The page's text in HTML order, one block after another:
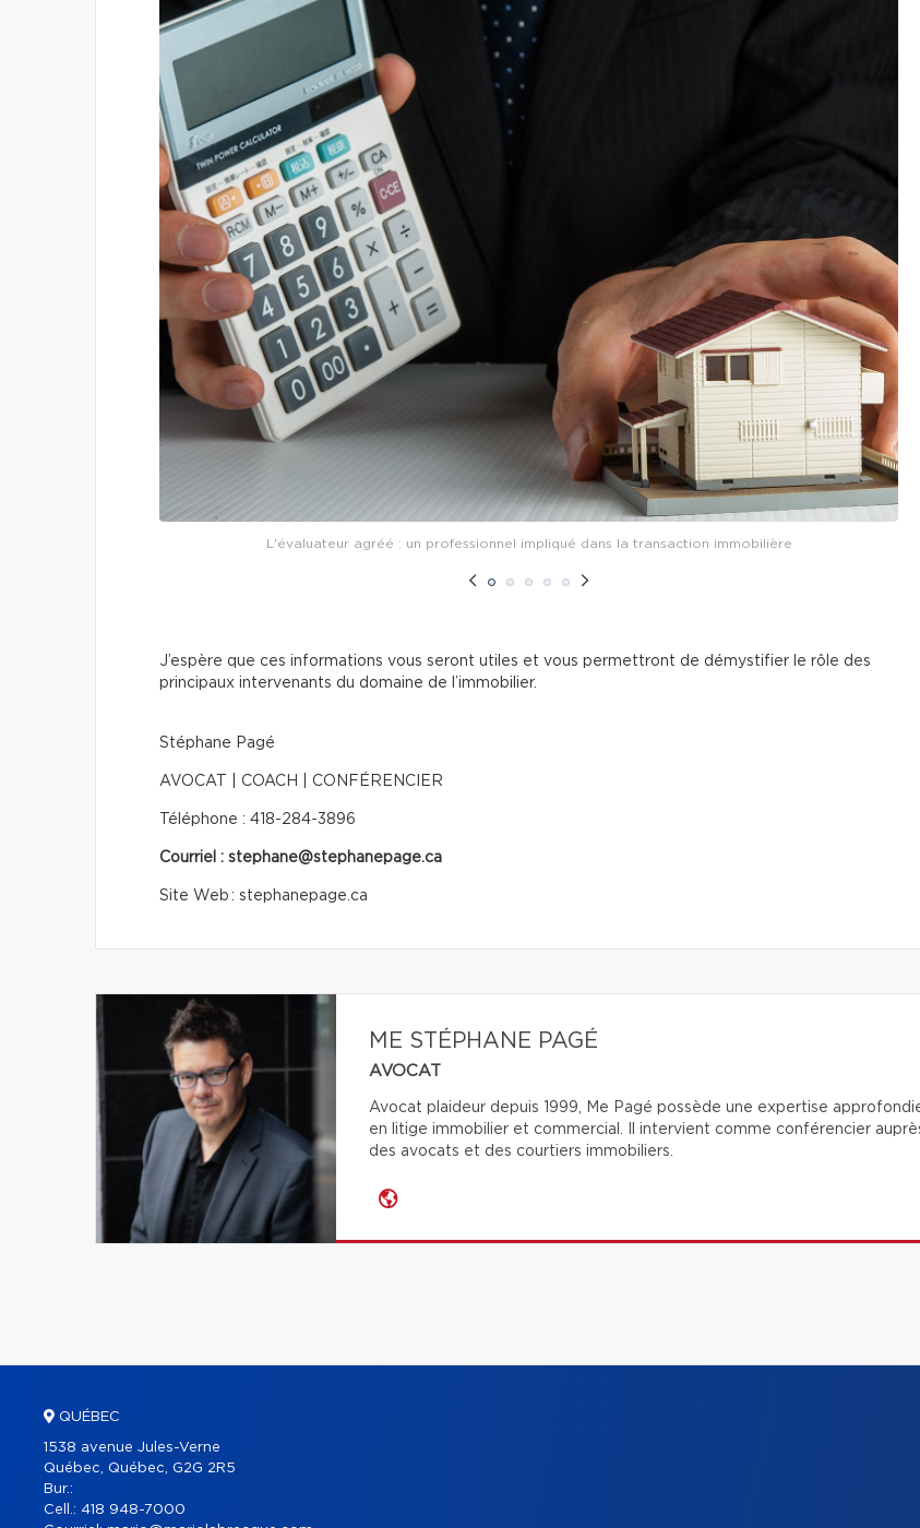
L'évaluateur agréé : un professionnel impliqué dans la transaction immobilière
J’espère que ces informations vous seront utiles et vous permettront de démystifier le rôle des
principaux intervenants du domaine de l’immobilier.
Stéphane Pagé
AVOCAT | COACH | CONFÉRENCIER
Téléphone : 418-284-3896
Courriel : stephane@stephanepage.ca
Site Web : stephanepage.ca
ME STÉPHANE PAGÉ
AVOCAT
Avocat plaideur depuis 1999, Me Pagé possède une expertise
en litige immobilier et commercial. Il intervient comme conférencier
des avocats et des courtiers immobiliers.
QUÉBEC
1538 avenue Jules-Verne
Québec, Québec, G2G 2R5
Bur.:
Cell.: 418 948-7000